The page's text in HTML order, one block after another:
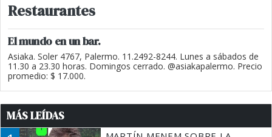
Restaurantes
El mundo en un bar.
Asiaka. Soler 4767, Palermo. 11.2492-8244. Lunes a sábados de
11.30 a 23.30 horas. Domingos cerrado. @asiakapalermo. Precio
promedio: $ 17.000.
MÁS LEÍDAS